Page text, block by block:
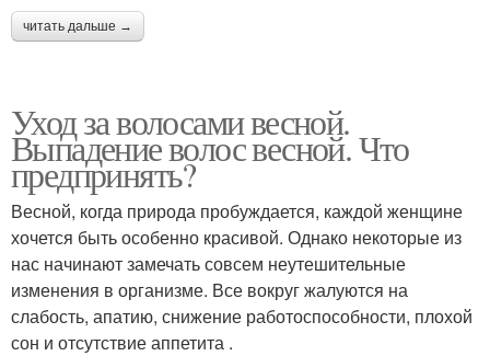
читать дальше →
Уход за волосами весной.
Выпадение волос весной. Что
предпринять?
Весной, когда природа пробуждается, каждой женщине
хочется быть особенно красивой. Однако некоторые из
нас начинают замечать совсем неутешительные
изменения в организме. Все вокруг жалуются на
слабость, апатию, снижение работоспособности, плохой
сон и отсутствие аппетита .